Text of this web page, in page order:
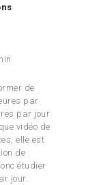
de
par
par jour
vidéo de
elle est
de
étudier
jour.